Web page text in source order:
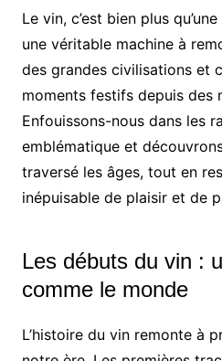
Le vin, c’est bien plus
une véritable machine à
des grandes civilisations et
moments festifs depuis des
Enfouissons-nous dans les
emblématique et
traversé les âges, tout en
inépuisable de plaisir et de
Les débuts du vin :
comme le monde
L’histoire du vin remonte à